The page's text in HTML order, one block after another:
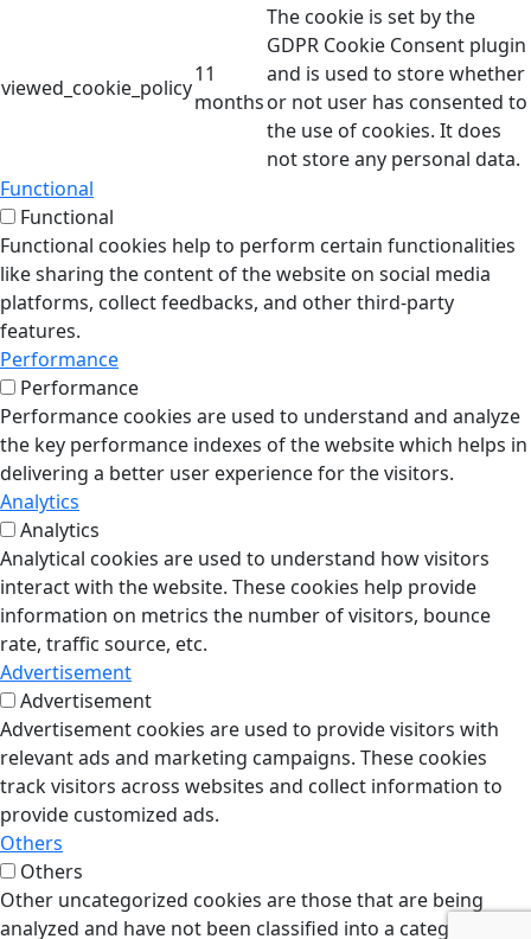
viewed_cookie_policy
11
months
The cookie is set by the
GDPR Cookie Consent plugin
and is used to store whether
or not user has consented to
the use of cookies. It does
not store any personal data.
Functional
Functional
Functional cookies help to perform certain functionalities
like sharing the content of the website on social media
platforms, collect feedbacks, and other third-party
features.
Performance
Performance
Performance cookies are used to understand and analyze
the key performance indexes of the website which helps in
delivering a better user experience for the visitors.
Analytics
Analytics
Analytical cookies are used to understand how visitors
interact with the website. These cookies help provide
information on metrics the number of visitors, bounce
rate, traffic source, etc.
Advertisement
Advertisement
Advertisement cookies are used to provide visitors with
relevant ads and marketing campaigns. These cookies
track visitors across websites and collect information to
provide customized ads.
Others
Others
Other uncategorized cookies are those that are being
analyzed and have not been classified into a category as